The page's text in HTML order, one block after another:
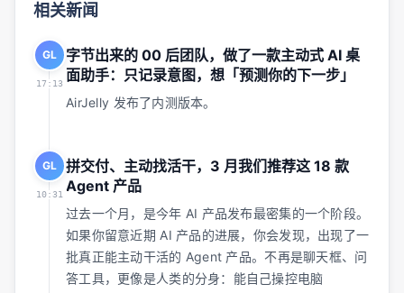
相关新闻
GL
17:13
字节出来的 00 后团队，做了一款主动式 AI 桌
面助手：只记录意图，想「预测你的下一步」
AirJelly 发布了内测版本。
GL
10:31
拼交付、主动找活干，3 月我们推荐这 18 款
Agent 产品
过去一个月，是今年 AI 产品发布最密集的一个阶段。
如果你留意近期 AI 产品的进展，你会发现，出现了一
批真正能主动干活的 Agent 产品。不再是聊天框、问
答工具，更像是人类的分身：能自己操控电脑